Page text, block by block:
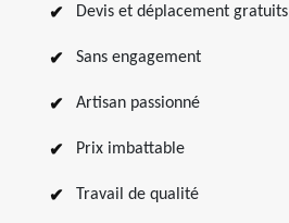
Devis et déplacement gratuits
Sans engagement
Artisan passionné
Prix imbattable
Travail de qualité